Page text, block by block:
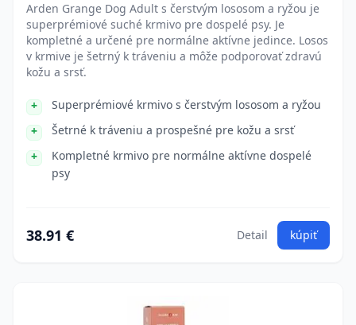
Arden Grange Dog Adult s čerstvým lososom a ryžou je
superprémiové suché krmivo pre dospelé psy. Je
kompletné a určené pre normálne aktívne jedince. Losos
v krmive je šetrný k tráveniu a môže podporovať zdravú
kožu a srsť.
Superprémiové krmivo s čerstvým lososom a ryžou
Šetrné k tráveniu a prospešné pre kožu a srsť
Kompletné krmivo pre normálne aktívne dospelé
psy
38.91 € Detail kúpiť